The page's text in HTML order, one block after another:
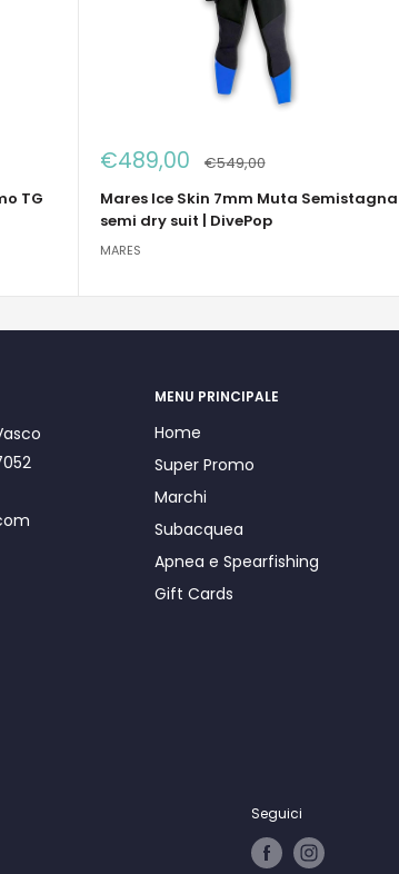
TG
Prezzo
scontato
€489,00 Prezzo
€549,00
Mares Ice Skin 7mm Muta Semistagna
semi dry suit | DivePop
MARES
MENU PRINCIPALE
Home
Super Promo
Marchi
Subacquea
Apnea e Spearfishing
Gift Cards
Seguici